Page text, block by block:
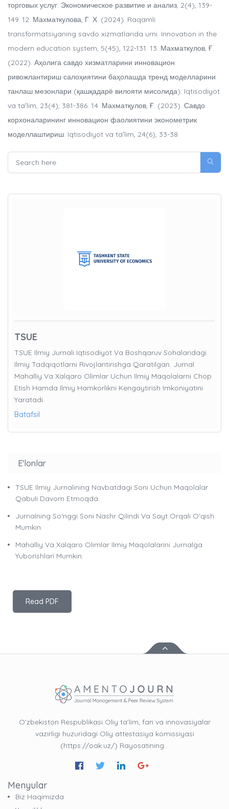
торговых услуг. Экономическое развитие и анализ, 2(4), 139-
149. 12. Махматкулова, Г. Х. (2024). Raqamli
transformatsiyaning savdo xizmatlarida urni. Innovation in the
modern education system, 5(45), 122-131. 13. Махматкулов, Ғ.
(2022). Аҳолига савдо хизматларини инновацион
ривожлантириш салоҳиятини баҳолашда тренд моделларини
танлаш мезонлари (қашқадарё вилояти мисолида). Iqtisodiyot
va taʼlim, 23(4), 381-386. 14. Махматқулов, Ғ. (2023). Савдо
корхоналарининг инновацион фаолиятини эконометрик
моделлаштириш. Iqtisodiyot va taʼlim, 24(6), 33-38.
TSUE
TSUE Ilmiy Jurnali Iqtisodiyot Va Boshqaruv Sohalaridagi
Ilmiy Tadqiqotlarni Rivojlantirishga Qaratilgan. Jurnal
Mahalliy Va Xalqaro Olimlar Uchun Ilmiy Maqolalarni Chop
Etish Hamda Ilmiy Hamkorlikni Kengaytirish Imkoniyatini
Yaratadi.
Batafsil
E'lonlar
TSUE Ilmiy Jurnalining Navbatdagi Soni Uchun Maqolalar
Qabuli Davom Etmoqda.
Jurnalning So‘nggi Soni Nashr Qilindi Va Sayt Orqali O‘qish
Mumkin.
Mahalliy Va Xalqaro Olimlar Ilmiy Maqolalarini Jurnalga
Yuborishlari Mumkin.
Read PDF
O'zbekiston Respublikasi Oliy ta'lim, fan va innovasiyalar
vazirligi huzuridagi Oliy attestasiya komissiyasi
(https://oak.uz/) Rayosatining…
Menyular
Biz Haqimizda